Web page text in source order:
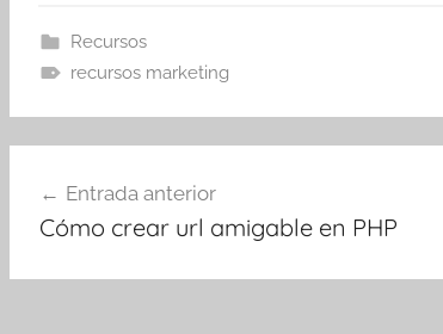
Recursos
recursos marketing
de
Entrada anterior
Cómo crear url amigable en PHP